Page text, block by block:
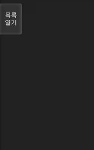
목록
열기